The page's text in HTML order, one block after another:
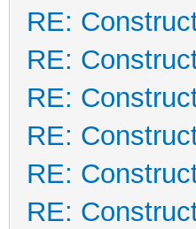
RE:
RE:
RE:
RE:
RE:
RE: